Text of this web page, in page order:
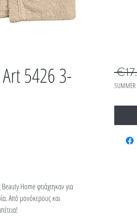
5426 3-
Home φτιάχτηκαν για
Από μονόκερους και
SUMMER